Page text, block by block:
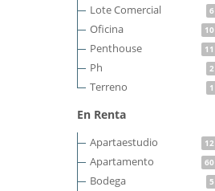
Lote Comercial 6
Oficina 10
Penthouse 11
Ph 2
Terreno 1
En Renta
Apartaestudio 12
Apartamento 60
Bodega 5